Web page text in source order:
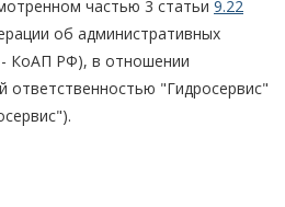
частью 3 статьи 9.22
об административных
- КоАП РФ), в отношении
ответственностью "Гидросервис"